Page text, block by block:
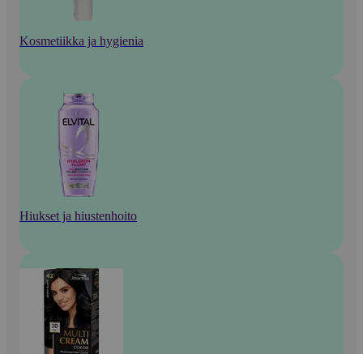
Kosmetiikka ja hygienia
Hiukset ja hiustenhoito